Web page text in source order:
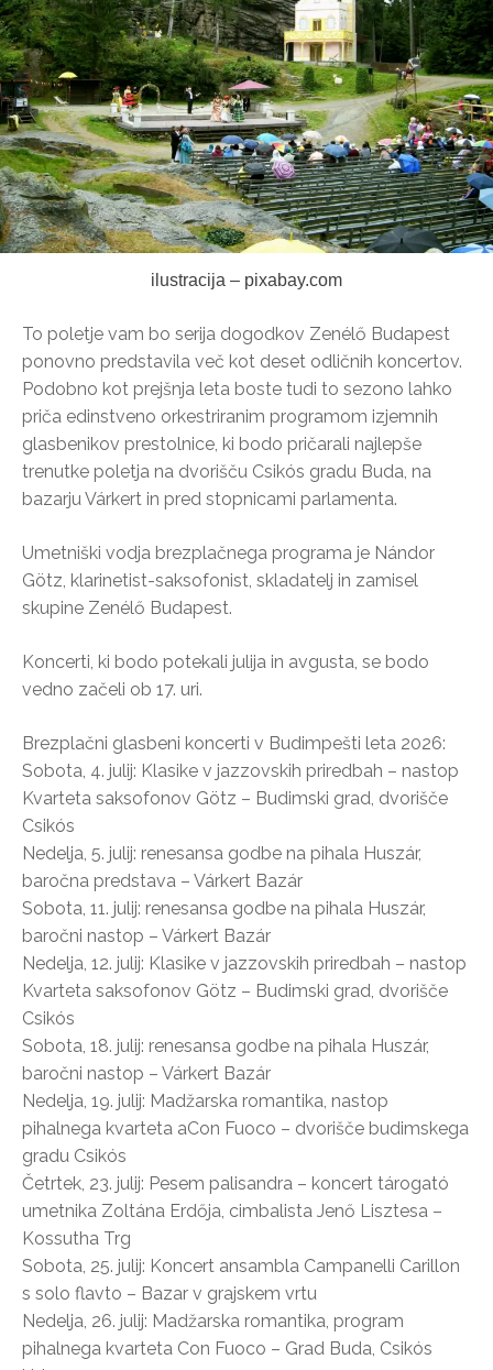
ilustracija – pixabay.com
To poletje vam bo serija dogodkov Zenélő Budapest
ponovno predstavila več kot deset odličnih koncertov.
Podobno kot prejšnja leta boste tudi to sezono lahko
priča edinstveno orkestriranim programom izjemnih
glasbenikov prestolnice, ki bodo pričarali najlepše
trenutke poletja na dvorišču Csikós gradu Buda, na
bazarju Várkert in pred stopnicami parlamenta.
Umetniški vodja brezplačnega programa je Nándor
Götz, klarinetist-saksofonist, skladatelj in zamisel
skupine Zenélő Budapest.
Koncerti, ki bodo potekali julija in avgusta, se bodo
vedno začeli ob 17. uri.
Brezplačni glasbeni koncerti v Budimpešti leta 2026:
Sobota, 4. julij: Klasike v jazzovskih priredbah – nastop
Kvarteta saksofonov Götz – Budimski grad, dvorišče
Csikós
Nedelja, 5. julij: renesansa godbe na pihala Huszár,
baročna predstava – Várkert Bazár
Sobota, 11. julij: renesansa godbe na pihala Huszár,
baročni nastop – Várkert Bazár
Nedelja, 12. julij: Klasike v jazzovskih priredbah – nastop
Kvarteta saksofonov Götz – Budimski grad, dvorišče
Csikós
Sobota, 18. julij: renesansa godbe na pihala Huszár,
baročni nastop – Várkert Bazár
Nedelja, 19. julij: Madžarska romantika, nastop
pihalnega kvarteta aCon Fuoco – dvorišče budimskega
gradu Csikós
Četrtek, 23. julij: Pesem palisandra – koncert tárogató
umetnika Zoltána Erdőja, cimbalista Jenő Lisztesa –
Kossutha Trg
Sobota, 25. julij: Koncert ansambla Campanelli Carillon
s solo flavto – Bazar v grajskem vrtu
Nedelja, 26. julij: Madžarska romantika, program
pihalnega kvarteta Con Fuoco – Grad Buda, Csikós